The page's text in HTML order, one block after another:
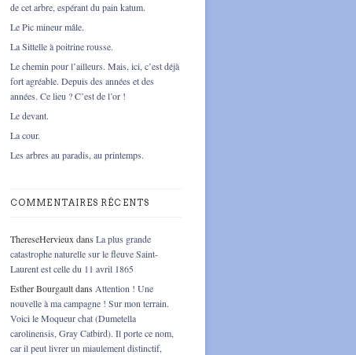
de cet arbre, espérant du pain katum.
Le Pic mineur mâle.
La Sittelle à poitrine rousse.
Le chemin pour l’ailleurs. Mais, ici, c’est déjà
fort agréable. Depuis des années et des
années. Ce lieu ? C’est de l’or !
Le devant.
La cour.
Les arbres au paradis, au printemps.
COMMENTAIRES RÉCENTS
ThereseHervieux dans La plus grande
catastrophe naturelle sur le fleuve Saint-
Laurent est celle du 11 avril 1865
Esther Bourgaultdans Attention ! Une
nouvelle à ma campagne ! Sur mon terrain.
Voici le Moqueur chat (Dumetella
carolinensis, Gray Catbird). Il porte ce nom,
car il peut livrer un miaulement distinctif,